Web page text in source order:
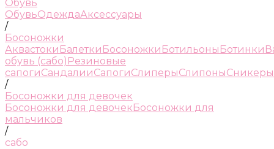
Обувь
ОбувьОдеждаАксессуары
/
Босоножки
Аквастоки Балетки Босоножки Ботильоны Ботинки
обувь (сабо) Резиновые
сапогиСандалииСапогиСлиперыСлипоныСникеры
/
Босоножки для девочек
Босоножки для девочекБосоножки для
мальчиков
/
сабо